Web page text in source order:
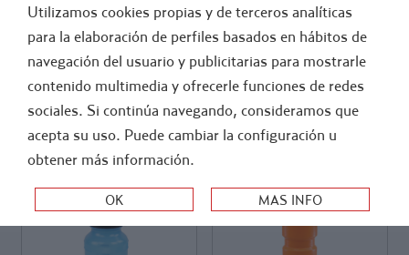
- ENTRENAM.. > ACCESORIOS PARA EQUIPOS
BOTES AGUA Y BOTELLEROS
ORDEN:
Ref: 11965 Ref: 18778
Utilizamos cookies propias y de terceros analíticas
para la elaboración de perfiles basados en hábitos de
navegación del usuario y publicitarias para mostrarle
contenido multimedia y ofrecerle funciones de redes
sociales. Si continúa navegando, consideramos que
acepta su uso. Puede cambiar la configuración u
obtener más información.